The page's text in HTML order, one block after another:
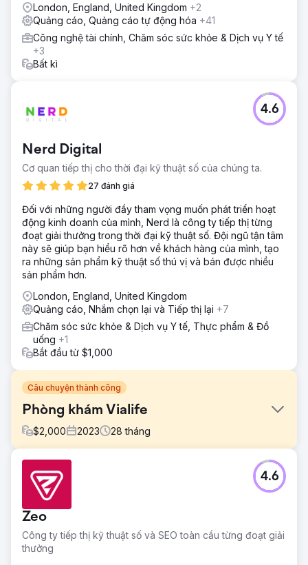
London, England, United Kingdom +2
Quảng cáo, Quảng cáo tự động hóa +41
Công nghệ tài chính, Chăm sóc sức khỏe & Dịch vụ Y tế
+3
Bất kì
Nerd Digital
Cơ quan tiếp thị cho thời đại kỹ thuật số của chúng ta.
27 đánh giá
4.6
Đối với những người đầy tham vọng muốn phát triển hoạt
động kinh doanh của mình, Nerd là công ty tiếp thị từng
đoạt giải thưởng trong thời đại kỹ thuật số. Đội ngũ tận tâm
này sẽ giúp bạn hiểu rõ hơn về khách hàng của mình, tạo
ra những sản phẩm kỹ thuật số thú vị và bán được nhiều
sản phẩm hơn.
London, England, United Kingdom
Quảng cáo, Nhắm chọn lại và Tiếp thị lại +7
Chăm sóc sức khỏe & Dịch vụ Y tế, Thực phẩm & Đồ
uống +1
Bắt đầu từ $1,000
Câu chuyện thành công
Phòng khám Vialife
$2,000 2023 28 tháng
Tăng trưởng bệnh nhân quốc tế – Nghiên cứu điển hình 🎯
Yêu cầu gì? • Tạo nhu cầu bệnh nhân quốc tế đủ điều
kiện trong lĩnh vực Cấy tóc, Thẩm mỹ và Nha khoa • Giảm
chi phí CPL và hẹn khám, tăng ROAS • Thiết lập mô hình
hiệu suất đa ngôn ngữ, đa quốc gia, có khả năng mở rộng
• Tăng cường niềm tin và sức thuyết phục với sản xuất
chuyên nghiệp (video và nhiếp ảnh) để hỗ trợ quảng cáo
Zeo
Công ty tiếp thị kỹ thuật số và SEO toàn cầu từng đoạt giải
thưởng
4.6